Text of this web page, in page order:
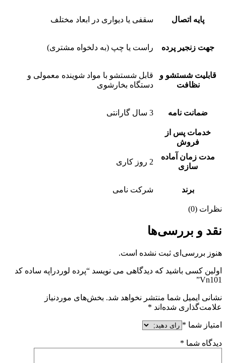
پایه اتصال سقفی یا دیواری در ابعاد مختلف
جهت زنجیر پرده راست یا چپ (به دلخواه مشتری)
قابلیت شستشو و
نظافت
قابل شستشو با مواد شوینده معمولی و
دستگاه بخارشوی
ضمانت نامه 3 سال گارانتی
خدمات پس از
فروش
مدت زمان آماده
سازی
2 روز کاری
برند شرکت نامی
نظرات (0)
نقد و بررسی‌ها
هنوز بررسی‌ای ثبت نشده است.
اولین کسی باشید که دیدگاهی می نویسد “پرده لوردراپه ساده کد
Vn101”
نشانی ایمیل شما منتشر نخواهد شد. بخش‌های موردنیاز
علامت‌گذاری شده‌اند *
امتیاز شما *
دیدگاه شما *